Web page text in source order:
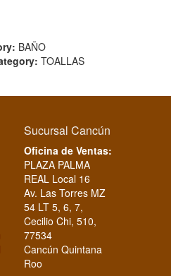
BAÑO
TOALLAS
Sucursal Cancún
Oficina de Ventas:
PLAZA PALMA
REAL Local 16
Av. Las Torres MZ
54 LT 5, 6, 7,
Cecilio Chi, 510,
77534
Cancún Quintana
Roo